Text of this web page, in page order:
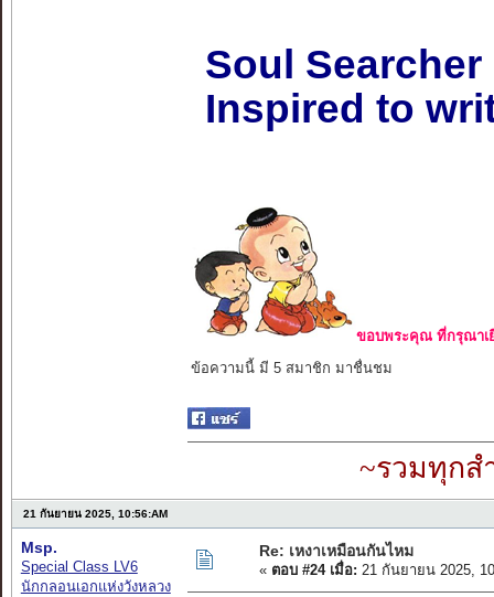
Soul Searcher
Inspired to
ขอบพระคุณ ที่กรุณาเ
ข้อความนี้ มี 5 สมาชิก มาชื่นชม
~รวมทุกส
21 กันยายน 2025, 10:56:AM
Msp.
Special Class LV6
นักกลอนเอกแห่งวังหลวง
Re: เหงาเหมือนกันไหม
« ตอบ #24 เมื่อ: 21 กันยายน 2025,